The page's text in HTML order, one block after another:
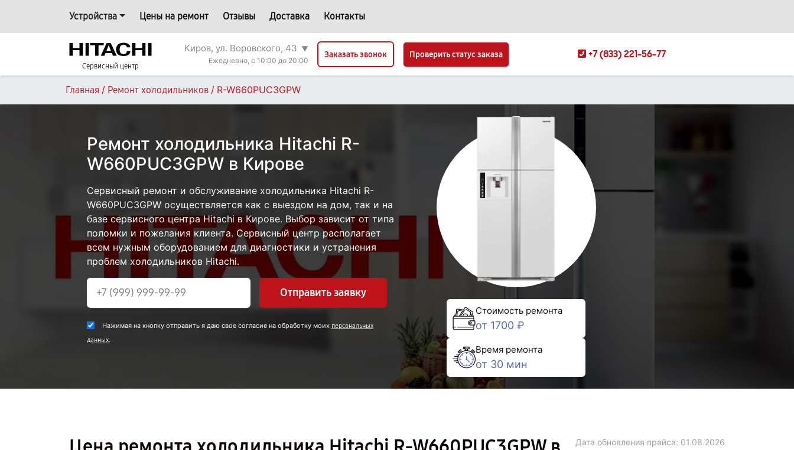
Устройства Цены на ремонт Отзывы Доставка Контакты
Сервисный центр
Киров, ул. Воровского, 43 ▼
Ежедневно, с 10:00 до 20:00
Заказать звонок Проверить статус заказа +7 (833) 221-56-77
Главная / Ремонт холодильников / R-W660PUC3GPW
Ремонт холодильника Hitachi R-
W660PUC3GPW в Кирове
Сервисный ремонт и обслуживание холодильника Hitachi R-
W660PUC3GPW осуществляется как с выездом на дом, так и на
базе сервисного центра Hitachi в Кирове. Выбор зависит от типа
поломки и пожелания клиента. Сервисный центр располагает
всем нужным оборудованием для диагностики и устранения
проблем холодильников Hitachi.
Отправить заявку
Нажимая на кнопку отправить я даю свое согласие на обработку моих персональных
данных.
Стоимость ремонта
от 1700 ₽
Время ремонта
от 30 мин
Дата обновления прайса: 01.08.2026